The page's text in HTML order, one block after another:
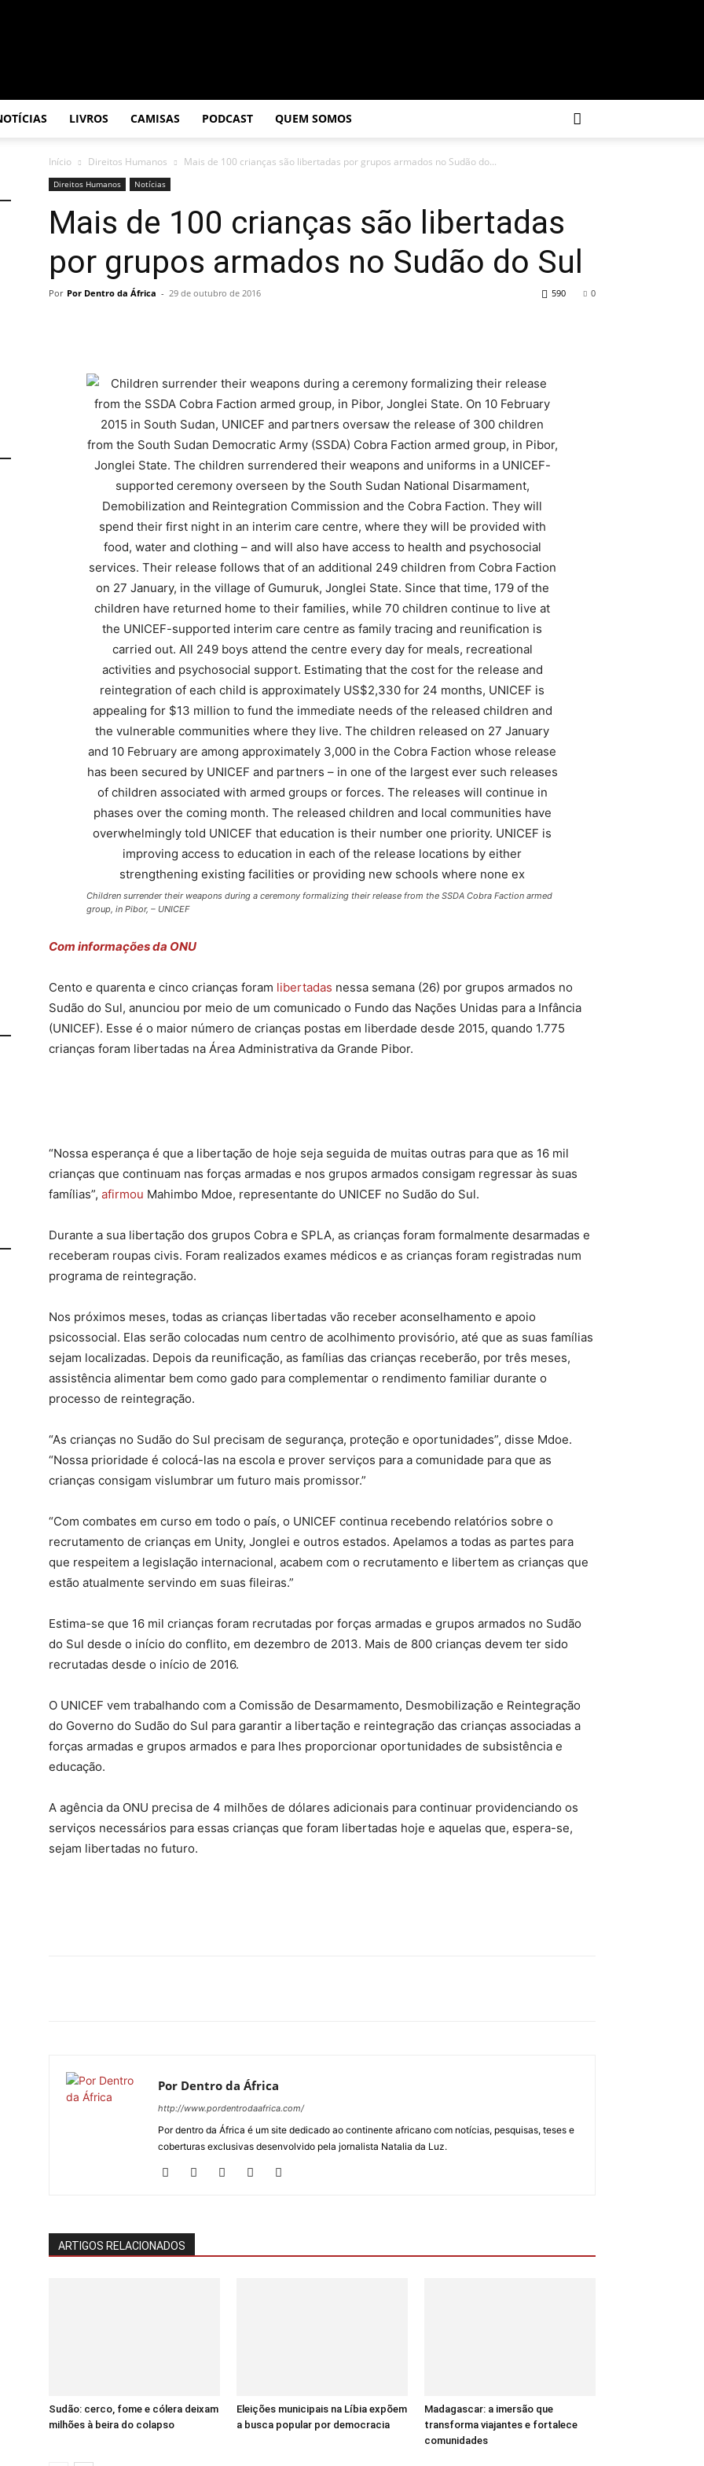
LIVROS CAMISAS PODCAST QUEM SOMOS
Início Direitos Humanos Mais de 100 crianças são libertadas por grupos armados no Sudão do...
Direitos Humanos Notícias
Mais de 100 crianças são libertadas
por grupos armados no Sudão do Sul
Por Por Dentro da África - 29 de outubro de 2016 0
590
Children surrender their weapons during a ceremony formalizing their release from the SSDA Cobra Faction armed
group, in Pibor, – UNICEF
Com informações da ONU
Cento e quarenta e cinco crianças foram libertadas nessa semana (26) por grupos armados no
Sudão do Sul, anunciou por meio de um comunicado o Fundo das Nações Unidas para a Infância
(UNICEF). Esse é o maior número de crianças postas em liberdade desde 2015, quando 1.775
crianças foram libertadas na Área Administrativa da Grande Pibor.
“Nossa esperança é que a libertação de hoje seja seguida de muitas outras para que as 16 mil
crianças que continuam nas forças armadas e nos grupos armados consigam regressar às suas
famílias”, afirmou Mahimbo Mdoe, representante do UNICEF no Sudão do Sul.
Durante a sua libertação dos grupos Cobra e SPLA, as crianças foram formalmente desarmadas e
receberam roupas civis. Foram realizados exames médicos e as crianças foram registradas num
programa de reintegração.
Nos próximos meses, todas as crianças libertadas vão receber aconselhamento e apoio
psicossocial. Elas serão colocadas num centro de acolhimento provisório, até que as suas famílias
sejam localizadas. Depois da reunificação, as famílias das crianças receberão, por três meses,
assistência alimentar bem como gado para complementar o rendimento familiar durante o
processo de reintegração.
“As crianças no Sudão do Sul precisam de segurança, proteção e oportunidades”, disse Mdoe.
“Nossa prioridade é colocá-las na escola e prover serviços para a comunidade para que as
crianças consigam vislumbrar um futuro mais promissor.”
“Com combates em curso em todo o país, o UNICEF continua recebendo relatórios sobre o
recrutamento de crianças em Unity, Jonglei e outros estados. Apelamos a todas as partes para
que respeitem a legislação internacional, acabem com o recrutamento e libertem as crianças que
estão atualmente servindo em suas fileiras.”
Estima-se que 16 mil crianças foram recrutadas por forças armadas e grupos armados no Sudão
do Sul desde o início do conflito, em dezembro de 2013. Mais de 800 crianças devem ter sido
recrutadas desde o início de 2016.
O UNICEF vem trabalhando com a Comissão de Desarmamento, Desmobilização e Reintegração
do Governo do Sudão do Sul para garantir a libertação e reintegração das crianças associadas a
forças armadas e grupos armados e para lhes proporcionar oportunidades de subsistência e
educação.
A agência da ONU precisa de 4 milhões de dólares adicionais para continuar providenciando os
serviços necessários para essas crianças que foram libertadas hoje e aquelas que, espera-se,
sejam libertadas no futuro.
Por Dentro da África
http://www.pordentrodaafrica.com/
Por dentro da África é um site dedicado ao continente africano com notícias, pesquisas, teses e
coberturas exclusivas desenvolvido pela jornalista Natalia da Luz.
ARTIGOS RELACIONADOS
Sudão: cerco, fome e cólera deixam
milhões à beira do colapso
Eleições municipais na Líbia expõem
a busca popular por democracia
Madagascar: a imersão que
transforma viajantes e fortalece
comunidades